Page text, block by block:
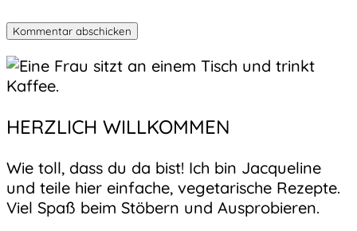
HERZLICH WILLKOMMEN
Wie toll, dass du da bist! Ich bin Jacqueline
und teile hier einfache, vegetarische Rezepte.
Viel Spaß beim Stöbern und Ausprobieren.